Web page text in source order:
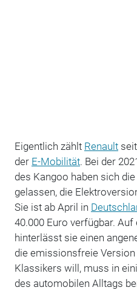
Eigentlich zählt Renaultseit
der E-Mobilität. Bei der
des Kangoo haben sich
gelassen, die
Sie ist ab April in
40.000 Euro verfügbar.
hinterlässt sie einen
die emissionsfreie
Klassikers will, muss in
des automobilen Alltags